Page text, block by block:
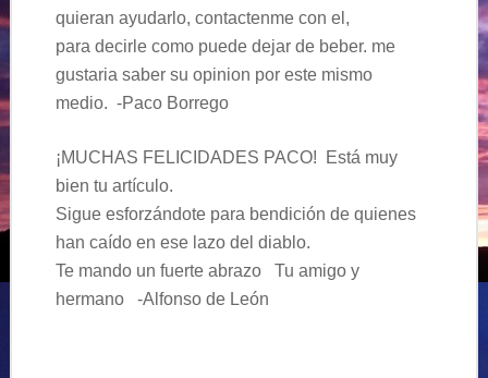
quieran ayudarlo, contactenme con el,
para decirle como puede dejar de beber. me
gustaria saber su opinion por este mismo
medio. -Paco Borrego
¡MUCHAS FELICIDADES PACO! Está muy
bien tu artículo.
Sigue esforzándote para bendición de quienes
han caído en ese lazo del diablo.
Te mando un fuerte abrazo Tu amigo y
hermano -Alfonso de León